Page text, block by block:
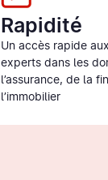
Rapidité
Un accès rapide
experts dans les
l’assurance, de la
l’immobilier